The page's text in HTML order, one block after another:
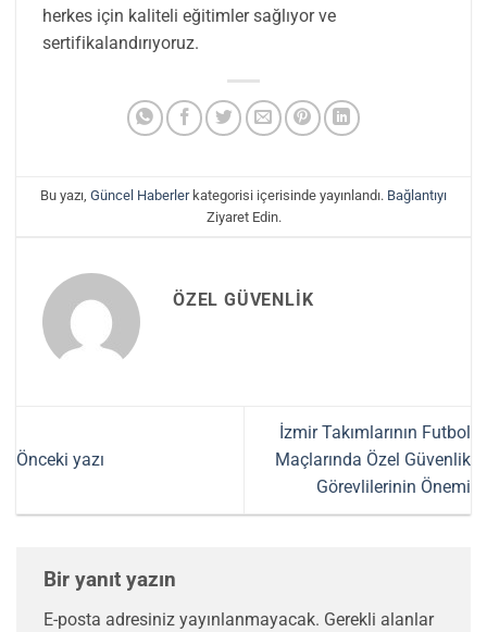
herkes için kaliteli eğitimler sağlıyor ve
sertifikalandırıyoruz.
Bu yazı, Güncel Haberlerkategorisi içerisinde yayınlandı. Bağlantıyı
Ziyaret Edin.
ÖZEL GÜVENLIK
Önceki yazı
İzmir Takımlarının Futbol
Maçlarında Özel Güvenlik
Görevlilerinin Önemi
Bir yanıt yazın
E-posta adresiniz yayınlanmayacak. Gerekli alanlar